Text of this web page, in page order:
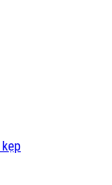
kẹp